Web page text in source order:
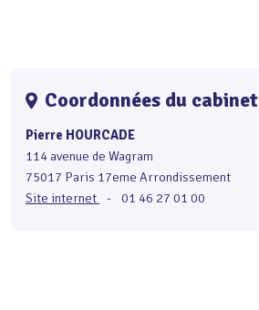
Coordonnées du cabinet
Pierre HOURCADE
114 avenue de Wagram
75017 Paris 17eme Arrondissement
Site internet
- 01 46 27 01 00